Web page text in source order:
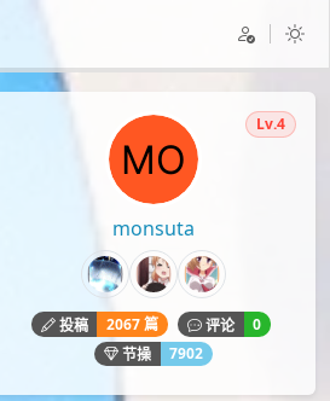
monsuta
Lv.4
投稿 2067 篇 评论
0
节操
7902